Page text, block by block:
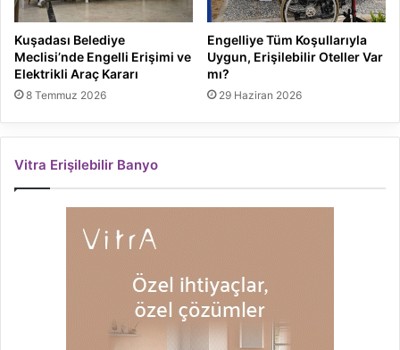
Kuşadası Belediye
Meclisi’nde Engelli Erişimi ve
Elektrikli Araç Kararı
8 Temmuz 2026
Engelliye Tüm Koşullarıyla
Uygun, Erişilebilir Oteller Var
mı?
29 Haziran 2026
Vitra Erişilebilir Banyo